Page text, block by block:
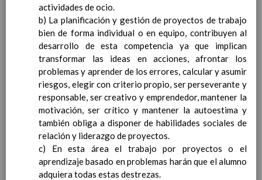
competencias
En revisiÃ³n
Ãrea de Cultura y PrÃ¡ctica
Digital
Elab/10/06/2016
Objetivos del
Ã¡rea
Elab/10/06/2016
ContribuciÃ³n del Ã¡rea a
las competencias
clave
Elab/10/06/2016
ConcreciÃ³n curricular
para la etapa. Perfiles de
Ã¡rea y de
competencias
En revisiÃ³n
Ãrea de Valores Sociales y CÃ­
actividades de ocio.
b) La planificación y gestión de proyectos de trabajo
bien de forma individual o en equipo, contribuyen al
desarrollo de esta competencia ya que implican
transformar las ideas en acciones, afrontar los
problemas y aprender de los errores, calcular y asumir
riesgos, elegir con criterio propio, ser perseverante y
responsable, ser creativo y emprendedor, mantener la
motivación, ser crítico y mantener la autoestima y
también obliga a disponer de habilidades sociales de
relación y liderazgo de proyectos.
c) En esta área el trabajo por proyectos o el
aprendizaje basado en problemas harán que el alumno
adquiera todas estas destrezas.